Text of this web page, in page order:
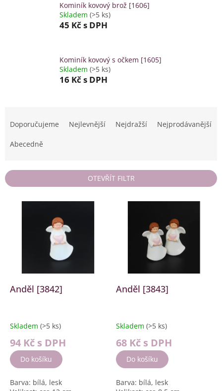
Kominík kovový brož [1606]
Skladem (>5 ks)
45 Kčs DPH
Kominík kovový s očkem [1605]
Skladem (>5 ks)
16 Kčs DPH
p
r
Doporučujeme Nejlevnější Nejdražší Nejprodávanější
Abecedně
OTEVŘÍT FILTR
d
ů
Anděl [3842]
Skladem (>5 ks)
94 Kč s DPH
Do košíku
Barva: bílá, lesk
Anděl [3843]
Skladem (>5 ks)
68 Kč s DPH
Do košíku
Barva: bílá, lesk